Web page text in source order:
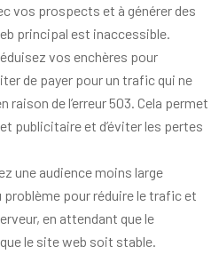
vos prospects et à générer des
principal est inaccessible.
vos enchères pour
de payer pour un trafic qui ne
de l’erreur 503. Cela permet
publicitaire et d’éviter les pertes
une audience moins large
pour réduire le trafic et
en attendant que le
le site web soit stable.